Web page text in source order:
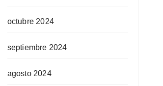
octubre 2024
septiembre 2024
agosto 2024